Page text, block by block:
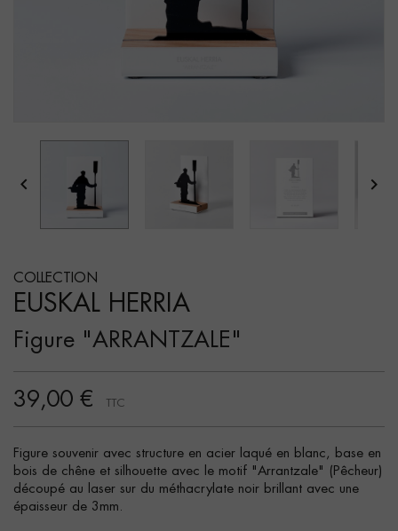
 
COLLECTION
EUSKAL HERRIA
Figure "ARRANTZALE"
39,00 € TTC
Figure souvenir avec structure en acier laqué en blanc, base en
bois de chêne et silhouette avec le motif "Arrantzale" (Pêcheur)
découpé au laser sur du méthacrylate noir brillant avec une
épaisseur de 3mm.